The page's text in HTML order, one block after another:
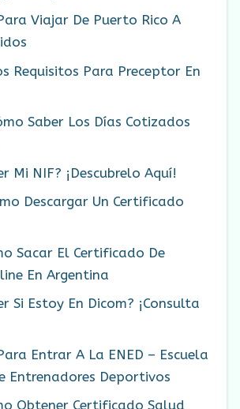
Viajar De Puerto Rico A
Requisitos Para Preceptor En
Saber Los Días Cotizados
Mi NIF? ¡Descubrelo Aquí!
Descargar Un Certificado
Sacar El Certificado De
En Argentina
Si Estoy En Dicom? ¡Consulta
Entrar A La ENED – Escuela
Entrenadores Deportivos
Obtener Certificado Salud